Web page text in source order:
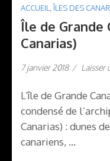
ACCUEIL, ÎLES DES
Île de Grande
Canarias)
7 janvier 2018 / Laisser
L’île de Grande
condensé de
Canarias) : dunes
canariens, …